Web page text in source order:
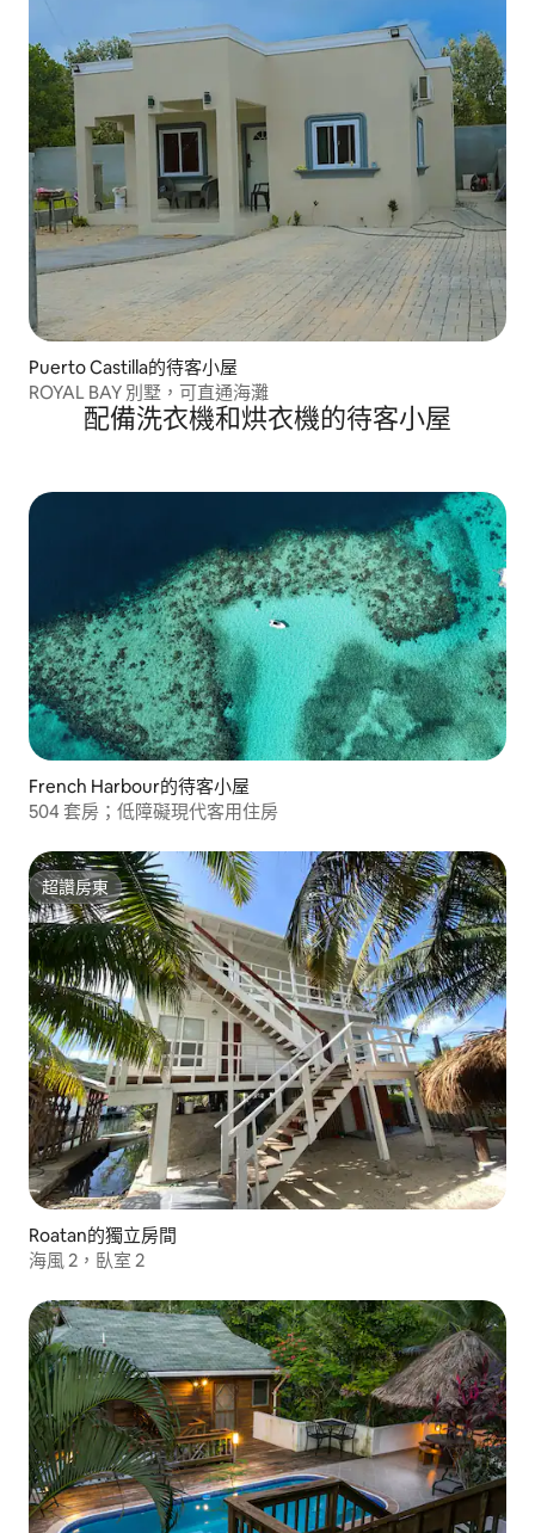
Puerto Castilla的待客小屋
ROYAL BAY 別墅，可直通海灘
配備洗衣機和烘衣機的待客小屋
French Harbour的待客小屋
504 套房；低障礙現代客用住房
超讚房東
超讚房東
Roatan的獨立房間
海風 2，臥室 2